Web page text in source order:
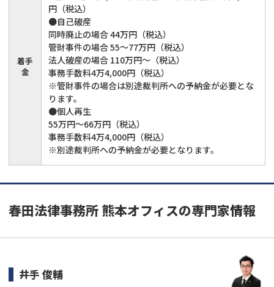
着手
金
円（税込）
●自己破産
同時廃止の場合 44万円（税込）
管財事件の場合 55～77万円（税込）
法人破産の場合 110万円～（税込）
事務手数料4万4,000円（税込）
※管財事件の場合は別途裁判所への予納金が必要とな
ります。
●個人再生
55万円～66万円（税込）
事務手数料4万4,000円（税込）
※別途裁判所への予納金が必要となります。
春田法律事務所 熊本オフィスの専門家情報
井手 俊輔